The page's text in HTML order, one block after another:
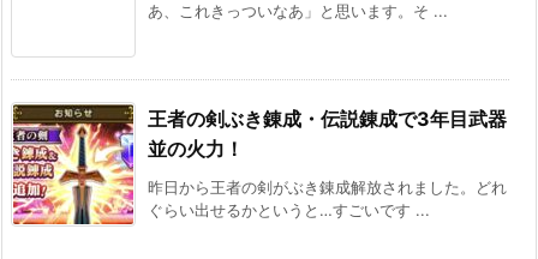
あ、これきっついなあ」と思います。そ ...
王者の剣ぶき錬成・伝説錬成で3年目武器
並の火力！
昨日から王者の剣がぶき錬成解放されました。どれ
ぐらい出せるかというと…すごいです ...